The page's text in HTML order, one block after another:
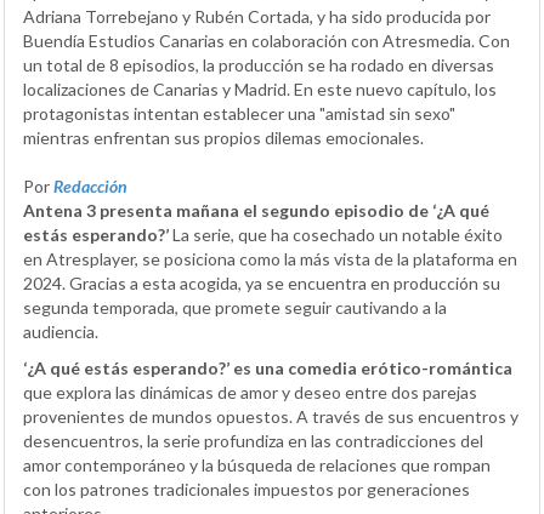
Adriana Torrebejano y Rubén Cortada, y ha sido producida por
Buendía Estudios Canarias en colaboración con Atresmedia. Con
un total de 8 episodios, la producción se ha rodado en diversas
localizaciones de Canarias y Madrid. En este nuevo capítulo, los
protagonistas intentan establecer una "amistad sin sexo"
mientras enfrentan sus propios dilemas emocionales.
PorRedacción
Antena 3 presenta mañana el segundo episodio de ‘¿A qué
estás esperando?’La serie, que ha cosechado un notable éxito
en Atresplayer, se posiciona como la más vista de la plataforma en
2024. Gracias a esta acogida, ya se encuentra en producción su
segunda temporada, que promete seguir cautivando a la
audiencia.
‘¿A qué estás esperando?’ es una comedia erótico-romántica
que explora las dinámicas de amor y deseo entre dos parejas
provenientes de mundos opuestos. A través de sus encuentros y
desencuentros, la serie profundiza en las contradicciones del
amor contemporáneo y la búsqueda de relaciones que rompan
con los patrones tradicionales impuestos por generaciones